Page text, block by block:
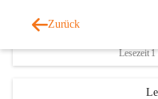
Zurück
Lesezeit